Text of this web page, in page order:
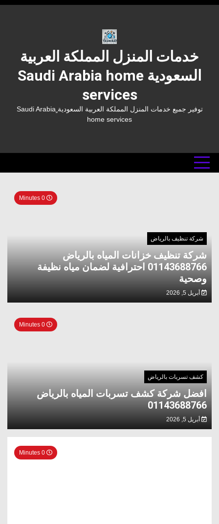
Skip
خدمات المنزل المملكة العربية
السعودية Saudi Arabia home
services
توفير جميع خدمات المنزل المملكة العربية السعودية ٍSaudi Arabia
home services
شركة تنظيف بالرياض
شركة تنظيف خزانات المياه بالرياض
01143688766 احترافية لضمان مياه نظيفة
وصحية
أبريل 5, 2026
كشف تسربات بالرياض
افضل شركة كشف تسربات المياه بالرياض
01143688766
أبريل 5, 2026